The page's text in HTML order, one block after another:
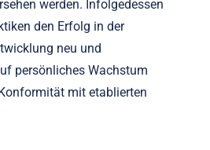
ganzheitliche Wohlbefinden
priorisieren. Sie betonen
und Anpassungsfähigkeit,
die oft auf standardisierten
Dieser Wandel fördert einen